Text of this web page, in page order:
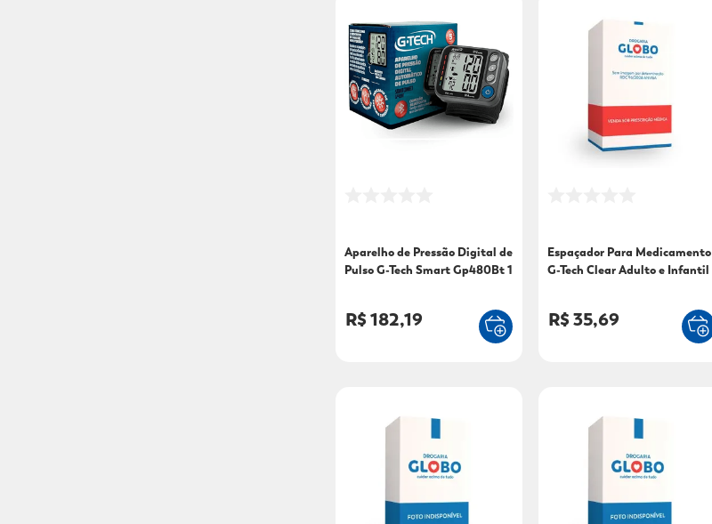
Aparelho de Pressão Digital de
Pulso G-Tech Smart Gp480Bt 1
R$ 182,19
Espaçador Para Medicamento
G-Tech Clear Adulto e Infantil
R$ 35,69